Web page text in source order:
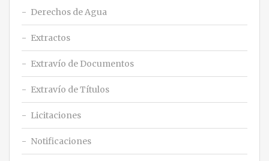
Derechos de Agua
Extractos
Extravío de Documentos
Extravío de Títulos
Licitaciones
Notificaciones